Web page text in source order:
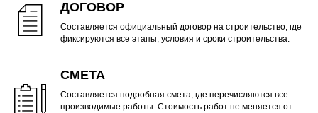
ДОГОВОР
Составляется официальный договор на строительство, где
фиксируются все этапы, условия и сроки строительства.
СМЕТА
Составляется подробная смета, где перечисляются все
производимые работы. Стоимость работ не меняется от